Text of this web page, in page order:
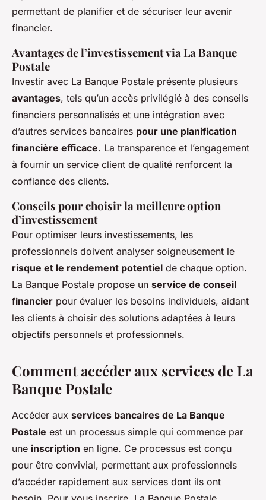
permettant de planifier et de sécuriser leur avenir
financier.
Avantages de l’investissement via La Banque
Postale
Investir avec La Banque Postale présente plusieurs
avantages, tels qu’un accès privilégié à des conseils
financiers personnalisés et une intégration avec
d’autres services bancaires pour une planification
financière efficace. La transparence et l’engagement
à fournir un service client de qualité renforcent la
confiance des clients.
Conseils pour choisir la meilleure option
d’investissement
Pour optimiser leurs investissements, les
professionnels doivent analyser soigneusement le
risque et le rendement potentiel de chaque option.
La Banque Postale propose un service de conseil
financier pour évaluer les besoins individuels, aidant
les clients à choisir des solutions adaptées à leurs
objectifs personnels et professionnels.
Comment accéder aux services de La
Banque Postale
Accéder aux services bancaires de La Banque
Postale est un processus simple qui commence par
une inscription en ligne. Ce processus est conçu
pour être convivial, permettant aux professionnels
d’accéder rapidement aux services dont ils ont